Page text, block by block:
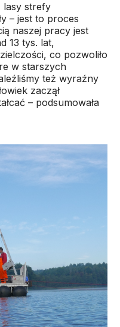
lasy strefy
– jest to proces
naszej pracy jest
13 tys. lat,
co pozwoliło
w starszych
też wyraźny
zaczął
– podsumowała